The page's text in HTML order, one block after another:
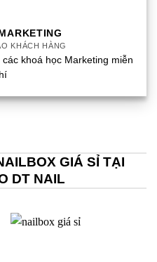
KHÁCH HÀNG
các khoá học Marketing miễn
GIÁ SỈ TẠI
DT NAIL